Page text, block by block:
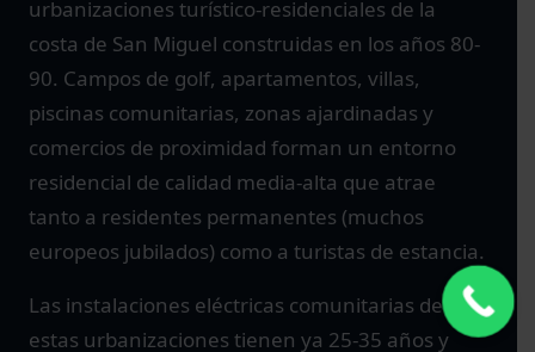
urbanizaciones turístico-residenciales de la
costa de San Miguel construidas en los años 80-
90. Campos de golf, apartamentos, villas,
piscinas comunitarias, zonas ajardinadas y
comercios de proximidad forman un entorno
residencial de calidad media-alta que atrae
tanto a residentes permanentes (muchos
europeos jubilados) como a turistas de estancia.
Las instalaciones eléctricas comunitarias de
estas urbanizaciones tienen ya 25-35 años y